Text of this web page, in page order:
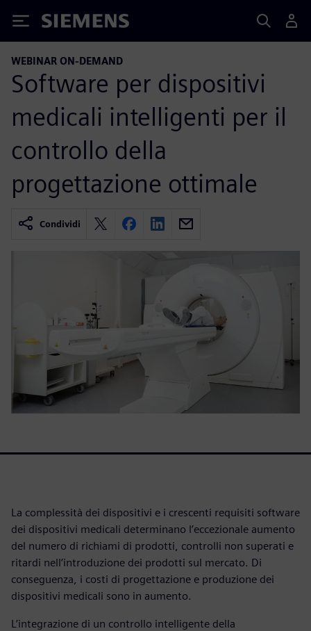
Siemens
WEBINAR ON-DEMAND
Software per dispositivi
medicali intelligenti per il
controllo della
progettazione ottimale
Condividi
La complessità dei dispositivi e i crescenti requisiti software
dei dispositivi medicali determinano l’eccezionale aumento
del numero di richiami di prodotti, controlli non superati e
ritardi nell’introduzione dei prodotti sul mercato. Di
conseguenza, i costi di progettazione e produzione dei
dispositivi medicali sono in aumento.
L’integrazione di un controllo intelligente della